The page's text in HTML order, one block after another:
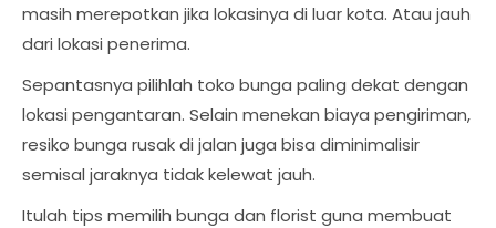
masih merepotkan jika lokasinya di luar kota. Atau jauh
dari lokasi penerima.
Sepantasnya pilihlah toko bunga paling dekat dengan
lokasi pengantaran. Selain menekan biaya pengiriman,
resiko bunga rusak di jalan juga bisa diminimalisir
semisal jaraknya tidak kelewat jauh.
Itulah tips memilih bunga dan florist guna membuat